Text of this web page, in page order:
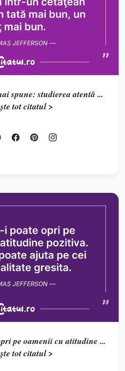
spune: studierea atentă ...
tot citatul >
pe oamenii cu atitudine ...
tot citatul >